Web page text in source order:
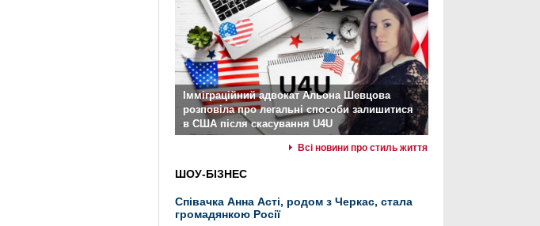
Імміграційний адвокат Альона Шевцова
розповіла про легальні способи залишитися
в США після скасування U4U
Всі новини про стиль життя
ШОУ-БІЗНЕС
Співачка Анна Асті, родом з Черкас, стала
громадянкою Росії